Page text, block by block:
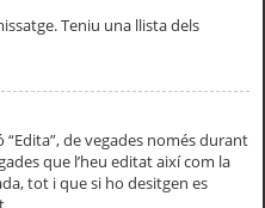
Teniu una llista dels
de vegades només durant
que l’heu editat així com la
tot i que si ho desitgen es